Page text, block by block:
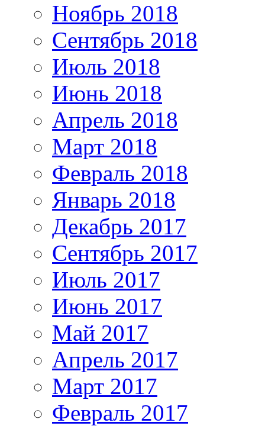
Ноябрь 2018
Сентябрь 2018
Июль 2018
Июнь 2018
Апрель 2018
Март 2018
Февраль 2018
Январь 2018
Декабрь 2017
Сентябрь 2017
Июль 2017
Июнь 2017
Май 2017
Апрель 2017
Март 2017
Февраль 2017